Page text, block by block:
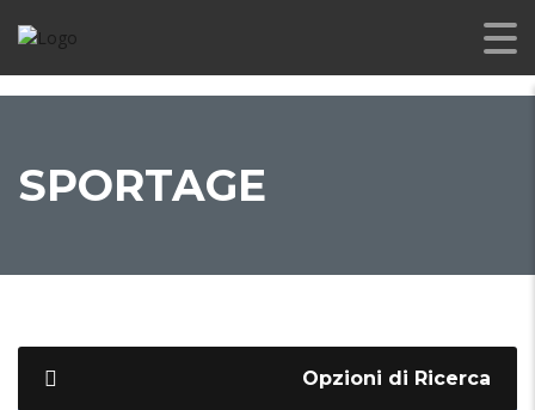
SPORTAGE
Opzioni di Ricerca